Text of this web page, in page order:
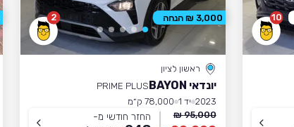
10
2
ראשון לציון
יונדאי BAYON
PRIME PLUS
2023 יד 1
78,000 ק״מ
95,000 ₪
החזר חודשי מ-
3,000 ₪ הנחה